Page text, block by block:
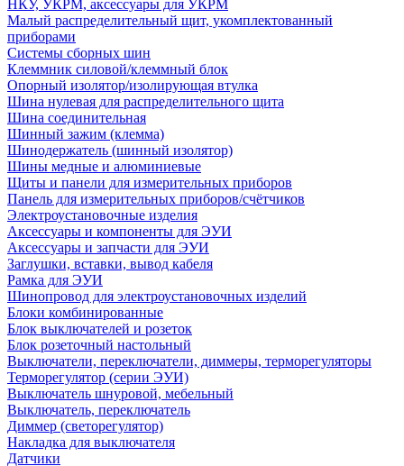
НКУ, УКРМ, аксессуары для УКРМ
Малый распределительный щит, укомплектованный
приборами
Системы сборных шин
Клеммник силовой/клеммный блок
Опорный изолятор/изолирующая втулка
Шина нулевая для распределительного щита
Шина соединительная
Шинный зажим (клемма)
Шинодержатель (шинный изолятор)
Шины медные и алюминиевые
Щиты и панели для измерительных приборов
Панель для измерительных приборов/счётчиков
Электроустановочные изделия
Аксессуары и компоненты для ЭУИ
Аксессуары и запчасти для ЭУИ
Заглушки, вставки, вывод кабеля
Рамка для ЭУИ
Шинопровод для электроустановочных изделий
Блоки комбинированные
Блок выключателей и розеток
Блок розеточный настольный
Выключатели, переключатели, диммеры, терморегуляторы
Терморегулятор (серии ЭУИ)
Выключатель шнуровой, мебельный
Выключатель, переключатель
Диммер (светорегулятор)
Накладка для выключателя
Датчики